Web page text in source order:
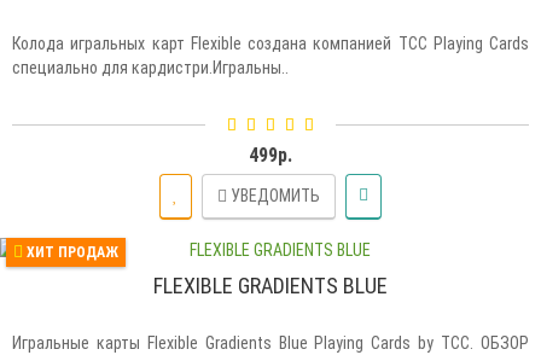
Колода игральных карт Flexible создана компанией TCC Playing Cards
специально для кардистри.Игральны..
499р.
УВЕДОМИТЬ
ХИТ ПРОДАЖ
FLEXIBLE GRADIENTS BLUE
Игральные карты Flexible Gradients Blue Playing Cards by TCC. ОБЗОР